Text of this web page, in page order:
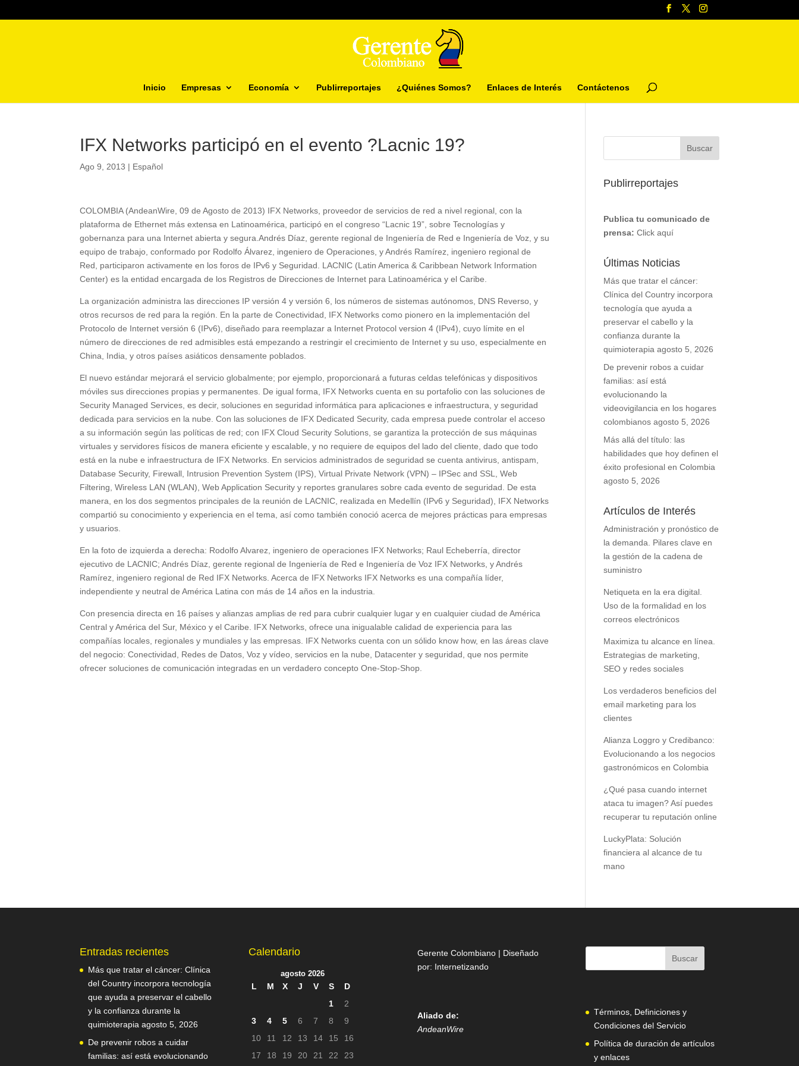
Inicio Empresas Economía Publirreportajes ¿Quiénes Somos? Enlaces de Interés Contáctenos
IFX Networks participó en el evento ?Lacnic 19?
Ago 9, 2013 | Español
COLOMBIA (AndeanWire, 09 de Agosto de 2013) IFX Networks, proveedor de servicios de red a nivel regional, con la
plataforma de Ethernet más extensa en Latinoamérica, participó en el congreso “Lacnic 19”, sobre Tecnologías y
gobernanza para una Internet abierta y segura.Andrés Díaz, gerente regional de Ingeniería de Red e Ingeniería de Voz, y su
equipo de trabajo, conformado por Rodolfo Álvarez, ingeniero de Operaciones, y Andrés Ramírez, ingeniero regional de
Red, participaron activamente en los foros de IPv6 y Seguridad. LACNIC (Latin America & Caribbean Network Information
Center) es la entidad encargada de los Registros de Direcciones de Internet para Latinoamérica y el Caribe.
La organización administra las direcciones IP versión 4 y versión 6, los números de sistemas autónomos, DNS Reverso, y
otros recursos de red para la región. En la parte de Conectividad, IFX Networks como pionero en la implementación del
Protocolo de Internet versión 6 (IPv6), diseñado para reemplazar a Internet Protocol version 4 (IPv4), cuyo límite en el
número de direcciones de red admisibles está empezando a restringir el crecimiento de Internet y su uso, especialmente en
China, India, y otros países asiáticos densamente poblados.
El nuevo estándar mejorará el servicio globalmente; por ejemplo, proporcionará a futuras celdas telefónicas y dispositivos
móviles sus direcciones propias y permanentes. De igual forma, IFX Networks cuenta en su portafolio con las soluciones de
Security Managed Services, es decir, soluciones en seguridad informática para aplicaciones e infraestructura, y seguridad
dedicada para servicios en la nube. Con las soluciones de IFX Dedicated Security, cada empresa puede controlar el acceso
a su información según las políticas de red; con IFX Cloud Security Solutions, se garantiza la protección de sus máquinas
virtuales y servidores físicos de manera eficiente y escalable, y no requiere de equipos del lado del cliente, dado que todo
está en la nube e infraestructura de IFX Networks. En servicios administrados de seguridad se cuenta antivirus, antispam,
Database Security, Firewall, Intrusion Prevention System (IPS), Virtual Private Network (VPN) – IPSec and SSL, Web
Filtering, Wireless LAN (WLAN), Web Application Security y reportes granulares sobre cada evento de seguridad. De esta
manera, en los dos segmentos principales de la reunión de LACNIC, realizada en Medellín (IPv6 y Seguridad), IFX Networks
compartió su conocimiento y experiencia en el tema, así como también conoció acerca de mejores prácticas para empresas
y usuarios.
En la foto de izquierda a derecha: Rodolfo Alvarez, ingeniero de operaciones IFX Networks; Raul Echeberría, director
ejecutivo de LACNIC; Andrés Díaz, gerente regional de Ingeniería de Red e Ingeniería de Voz IFX Networks, y Andrés
Ramírez, ingeniero regional de Red IFX Networks. Acerca de IFX Networks IFX Networks es una compañía líder,
independiente y neutral de América Latina con más de 14 años en la industria.
Con presencia directa en 16 países y alianzas amplias de red para cubrir cualquier lugar y en cualquier ciudad de América
Central y América del Sur, México y el Caribe. IFX Networks, ofrece una inigualable calidad de experiencia para las
compañías locales, regionales y mundiales y las empresas. IFX Networks cuenta con un sólido know how, en las áreas clave
del negocio: Conectividad, Redes de Datos, Voz y vídeo, servicios en la nube, Datacenter y seguridad, que nos permite
ofrecer soluciones de comunicación integradas en un verdadero concepto One-Stop-Shop.
Publirreportajes
Publica tu comunicado de
prensa: Click aquí
Últimas Noticias
Más que tratar el cáncer:
Clínica del Country incorpora
tecnología que ayuda a
preservar el cabello y la
confianza durante la
quimioterapia agosto 5, 2026
De prevenir robos a cuidar
familias: así está
evolucionando la
videovigilancia en los hogares
colombianos agosto 5, 2026
Más allá del título: las
habilidades que hoy definen el
éxito profesional en Colombia
agosto 5, 2026
Artículos de Interés
Administración y pronóstico de
la demanda. Pilares clave en
la gestión de la cadena de
suministro
Netiqueta en la era digital.
Uso de la formalidad en los
correos electrónicos
Maximiza tu alcance en línea.
Estrategias de marketing,
SEO y redes sociales
Los verdaderos beneficios del
email marketing para los
clientes
Alianza Loggro y Credibanco:
Evolucionando a los negocios
gastronómicos en Colombia
¿Qué pasa cuando internet
ataca tu imagen? Así puedes
recuperar tu reputación online
LuckyPlata: Solución
financiera al alcance de tu
mano
Entradas recientes
Más que tratar el cáncer: Clínica
del Country incorpora tecnología
que ayuda a preservar el cabello
y la confianza durante la
quimioterapia agosto 5, 2026
De prevenir robos a cuidar
familias: así está evolucionando
Calendario
agosto 2026
L M X J V S
D
1
2
3
4 5 6 7 8
9
10
11 12 13 14 15
16
17
18 19 20 21 22 23
Gerente Colombiano | Diseñado
por: Internetizando
Aliado de:
AndeanWire
Términos, Definiciones y
Condiciones del Servicio
Política de duración de artículos
y enlaces